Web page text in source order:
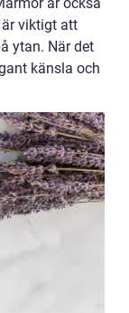
är viktigt att
ytan. När det
känsla och